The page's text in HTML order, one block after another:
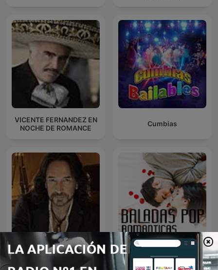
VICENTE FERNANDEZ EN
NOCHE DE ROMANCE
Cumbias
MARCO ANTONIO SOLIS
Baladas Pop